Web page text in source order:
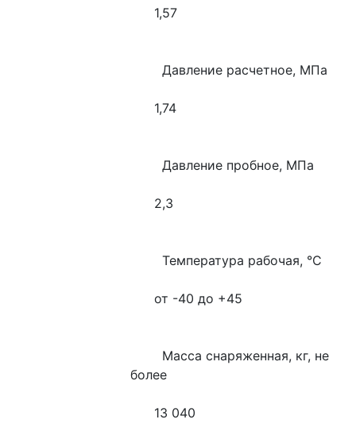
      1,57
        Давление расчетное, МПа
      1,74
        Давление пробное, МПа
      2,3
        Температура рабочая, °С
      от -40 до +45
более
      13 040